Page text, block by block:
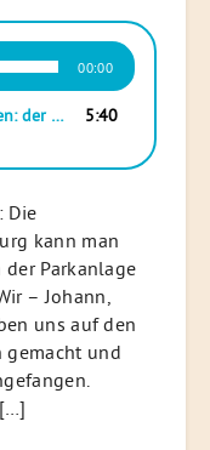
00:00
un Blomen 5:40
Die
kann man
Parkanlage
– Johann,
uns auf den
gemacht und